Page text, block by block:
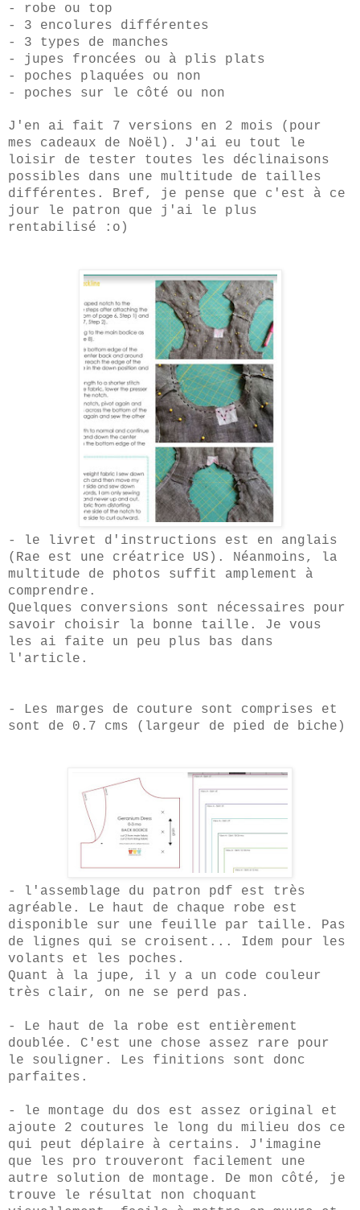
- robe ou top
- 3 encolures différentes
- 3 types de manches
- jupes froncées ou à plis plats
- poches plaquées ou non
- poches sur le côté ou non
J'en ai fait 7 versions en 2 mois (pour
mes cadeaux de Noël). J'ai eu tout le
loisir de tester toutes les déclinaisons
possibles dans une multitude de tailles
différentes. Bref, je pense que c'est à ce
jour le patron que j'ai le plus
rentabilisé :o)
- le livret d'instructions est en anglais
(Rae est une créatrice US). Néanmoins, la
multitude de photos suffit amplement à
comprendre.
Quelques conversions sont nécessaires pour
savoir choisir la bonne taille. Je vous
les ai faite un peu plus bas dans
l'article.
- Les marges de couture sont comprises et
sont de 0. 7 cms (largeur de pied de biche)
- l'assemblage du patron pdf est très
agréable. Le haut de chaque robe est
disponible sur une feuille par taille. Pas
de lignes qui se croisent... Idem pour les
volants et les poches.
Quant à la jupe, il y a un code couleur
très clair, on ne se perd pas.
- Le haut de la robe est entièrement
doublée. C'est une chose assez rare pour
le souligner. Les finitions sont donc
parfaites.
- le montage du dos est assez original et
ajoute 2 coutures le long du milieu dos
ce
qui peut déplaire à certains. J'imagine
que les pro trouveront facilement une
autre solution de montage. De mon côté, je
trouve le résultat non choquant